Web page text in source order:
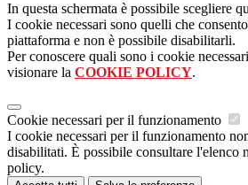
In questa schermata è possibile scegliere
I cookie necessari sono quelli che
piattaforma e non è possibile disabilitarli.
Per conoscere quali sono i cookie
visionare la COOKIE POLICY.
Cookie necessari per il funzionamento
I cookie necessari per il funzionamento
disabilitati. È possibile consultare l'elenco
policy.